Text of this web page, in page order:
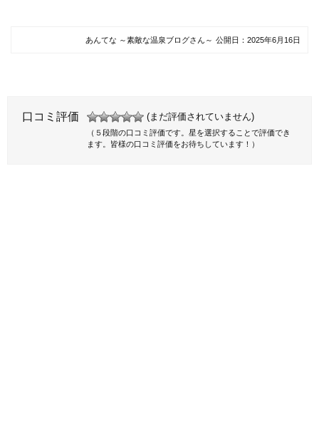
あんてな ～素敵な温泉ブログさん～ 公開日： 2025年6月16日
口コミ評価 (まだ評価されていません)
（５段階の口コミ評価です。星を選択することで評価でき
ます。皆様の口コミ評価をお待ちしています！）